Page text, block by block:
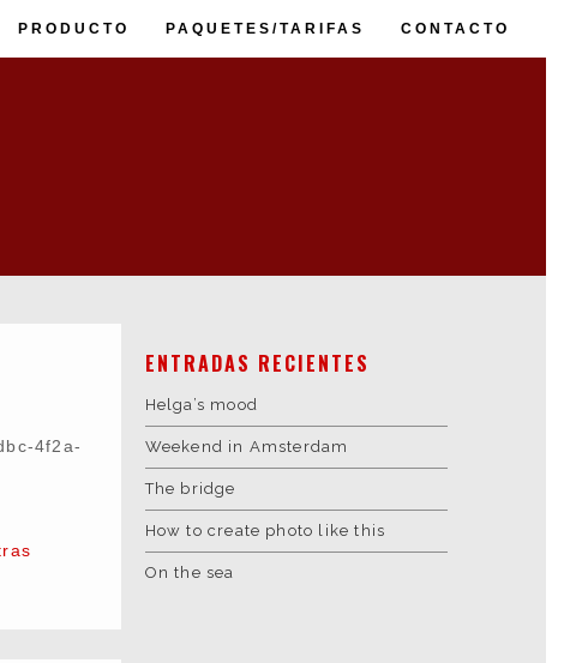
PRODUCTO PAQUETES/TARIFAS CONTACTO
Vídeo
Sonido
Clientes
4f2a-
ENTRADAS RECIENTES
Helga’s mood
Weekend in Amsterdam
The bridge
How to create photo like this
On the sea